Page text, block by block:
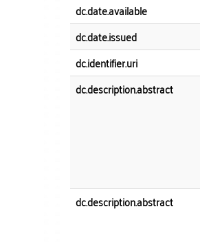
dc.date.available
dc.date.issued
dc.identifier.uri
dc.description.abstract
dc.description.abstract